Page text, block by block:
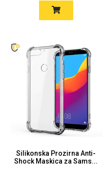
Silikonska Prozirna Anti-
Shock Maskica za Sams...
Životinjsko carstvo
Svemirska kolekcija